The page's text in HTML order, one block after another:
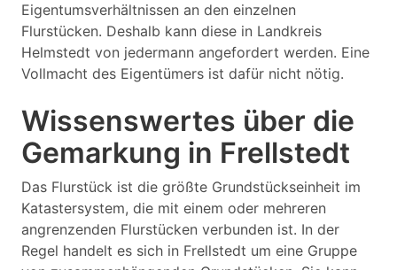
Eigentumsverhältnissen an den einzelnen
Flurstücken. Deshalb kann diese in Landkreis
Helmstedt von jedermann angefordert werden. Eine
Vollmacht des Eigentümers ist dafür nicht nötig.
Wissenswertes über die
Gemarkung in Frellstedt
Das Flurstück ist die größte Grundstückseinheit im
Katastersystem, die mit einem oder mehreren
angrenzenden Flurstücken verbunden ist. In der
Regel handelt es sich in Frellstedt um eine Gruppe